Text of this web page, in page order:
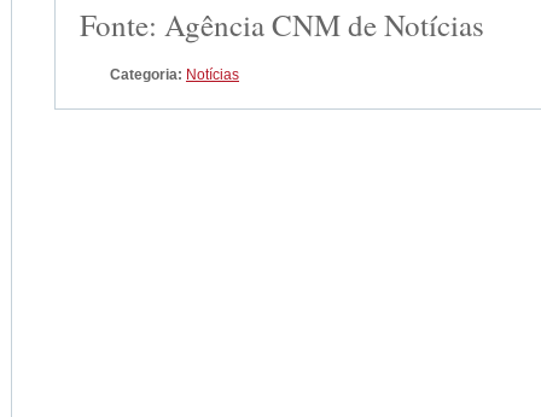
Fonte: Agência CNM de Notícias
Categoria: Notícias